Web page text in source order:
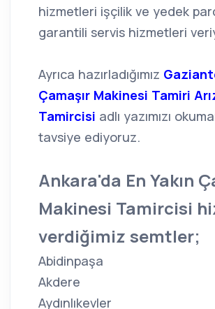
hizmetleri işçilik ve yedek
garantili servis hizmetleri
Ayrıca hazırladığımız
Çamaşır Makinesi Tamiri
Tamircisi adlı yazımızı
tavsiye ediyoruz.
Ankara'da En Yakın
Makinesi Tamircisi
verdiğimiz semtler;
Abidinpaşa
Akdere
Aydınlıkevler